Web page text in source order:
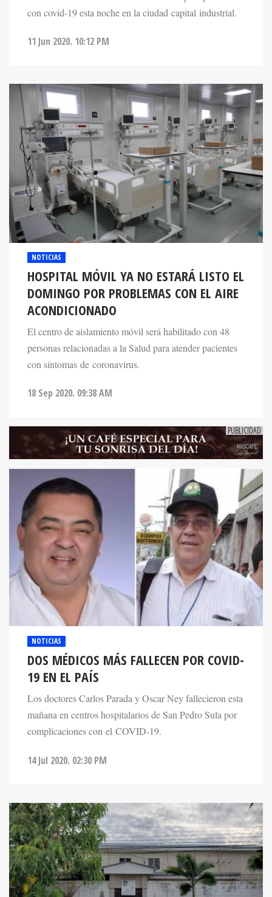
con covid-19 esta noche en la ciudad capital industrial.
11 Jun 2020. 10:12 PM
NOTICIAS
HOSPITAL MÓVIL YA NO ESTARÁ LISTO EL
DOMINGO POR PROBLEMAS CON EL AIRE
ACONDICIONADO
El centro de aislamiento móvil será habilitado con 48
personas relacionadas a la Salud para atender pacientes
con síntomas de coronavirus.
18 Sep 2020. 09:38 AM
NOTICIAS
DOS MÉDICOS MÁS FALLECEN POR COVID-
19 EN EL PAÍS
Los doctores Carlos Parada y Oscar Ney fallecieron esta
mañana en centros hospitalarios de San Pedro Sula por
complicaciones con el COVID-19.
14 Jul 2020. 02:30 PM